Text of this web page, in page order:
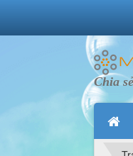
Chia